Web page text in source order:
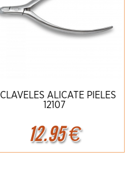
ALICATE PIELES
12107
12.95€
Ampliar Detalles